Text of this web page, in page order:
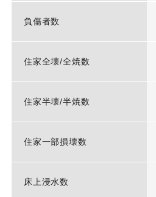
負傷者数
住家全壊/全焼数
住家半壊/半焼数
住家一部損壊数
床上浸水数